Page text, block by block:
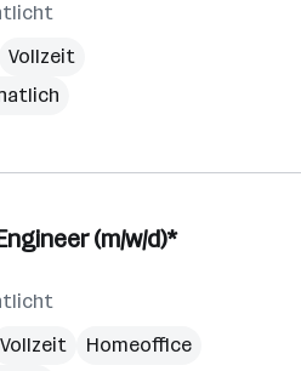
Vollzeit
(m/w/d)*
Vollzeit
Homeoffice